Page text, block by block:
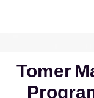
Tomer